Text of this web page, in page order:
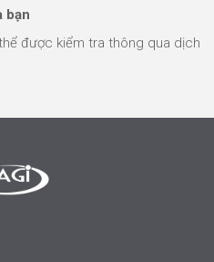
bạn
được kiểm tra thông qua dịch